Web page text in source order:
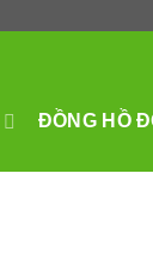
ĐỒNG HỒ